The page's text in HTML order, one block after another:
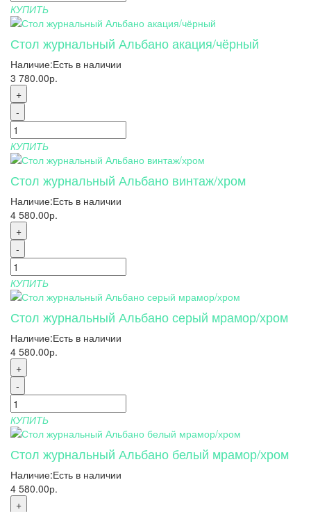
КУПИТЬ
Стол журнальный Альбано акация/чёрный
Наличие:Есть в наличии
3 780.00р.
+
-
КУПИТЬ
Стол журнальный Альбано винтаж/хром
Наличие:Есть в наличии
4 580.00р.
+
-
КУПИТЬ
Стол журнальный Альбано серый мрамор/хром
Наличие:Есть в наличии
4 580.00р.
+
-
КУПИТЬ
Стол журнальный Альбано белый мрамор/хром
Наличие:Есть в наличии
4 580.00р.
+